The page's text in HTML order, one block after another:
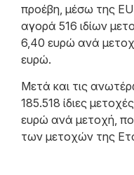
προέβη, μέσω της
αγορά 516 ιδίων
6,40 ευρώ ανά
ευρώ.
Μετά και τις
185.518 ίδιες
ευρώ ανά μετοχή,
των μετοχών της